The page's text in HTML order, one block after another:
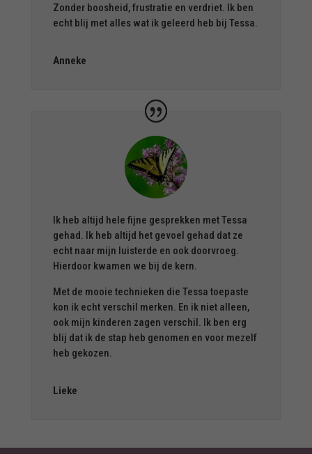
Zonder boosheid, frustratie en verdriet. Ik ben
echt blij met alles wat ik geleerd heb bij Tessa.
Anneke
Ik heb altijd hele fijne gesprekken met Tessa
gehad. Ik heb altijd het gevoel gehad dat ze
echt naar mijn luisterde en ook doorvroeg.
Hierdoor kwamen we bij de kern.
Met de mooie technieken die Tessa toepaste
kon ik echt verschil merken. En ik niet alleen,
ook mijn kinderen zagen verschil. Ik ben erg
blij dat ik de stap heb genomen en voor mezelf
heb gekozen.
Lieke